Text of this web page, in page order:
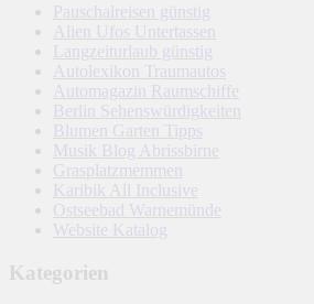
Pauschalreisen günstig
Alien Ufos Untertassen
Langzeiturlaub günstig
Autolexikon Traumautos
Automagazin Raumschiffe
Berlin Sehenswürdigkeiten
Blumen Garten Tipps
Musik Blog Abrissbirne
Grasplatzmemmen
Karibik All Inclusive
Ostseebad Warnemünde
Website Katalog
Kategorien